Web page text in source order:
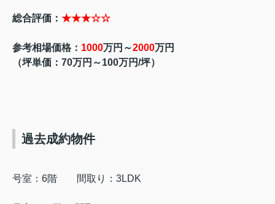
総合評価： ★★★☆☆
参考相場価格： 1000万円～2000万円
（坪単価：70万円～100万円/坪）
過去成約物件
号室：6階 間取り：3LDK